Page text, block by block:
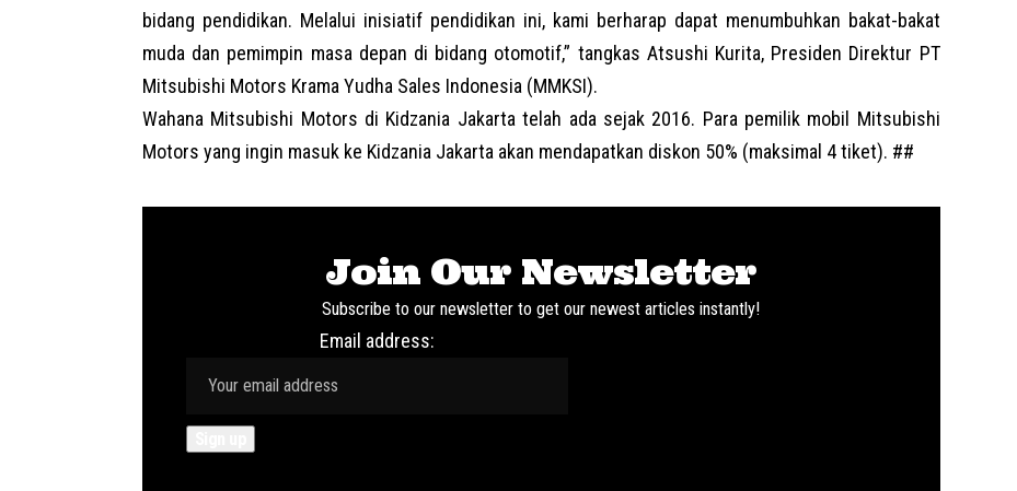
bidang pendidikan. Melalui inisiatif pendidikan ini, kami berharap dapat menumbuhkan bakat-bakat
muda dan pemimpin masa depan di bidang otomotif,” tangkas Atsushi Kurita, Presiden Direktur PT
Mitsubishi Motors Krama Yudha Sales Indonesia (MMKSI).
Wahana Mitsubishi Motors di Kidzania Jakarta telah ada sejak 2016. Para pemilik mobil Mitsubishi
Motors yang ingin masuk ke Kidzania Jakarta akan mendapatkan diskon 50% (maksimal 4 tiket). ##
Join Our Newsletter
Subscribe to our newsletter to get our newest articles instantly!
Email address: